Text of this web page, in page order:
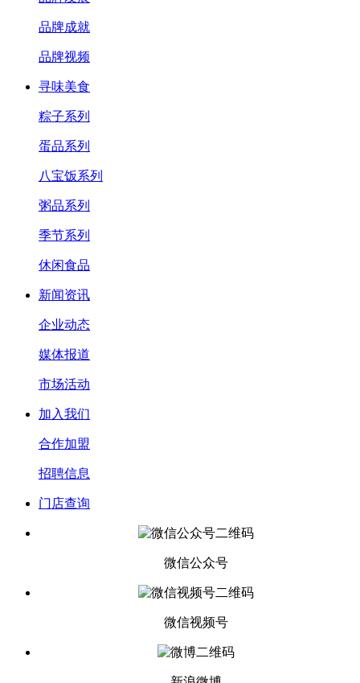
品牌成就
品牌视频
寻味美食
粽子系列
蛋品系列
八宝饭系列
粥品系列
季节系列
休闲食品
新闻资讯
企业动态
媒体报道
市场活动
加入我们
合作加盟
招聘信息
门店查询
微信公众号
微信视频号